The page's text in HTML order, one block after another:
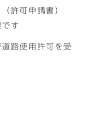
許可申請書）
です
路使用許可を受